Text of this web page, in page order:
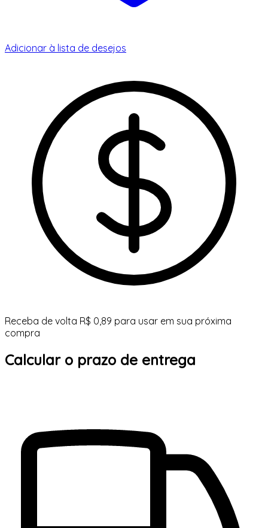
Adicionar à lista de desejos
Receba de volta R$ 0,89 para usar em sua próxima
compra
Calcular o prazo de entrega